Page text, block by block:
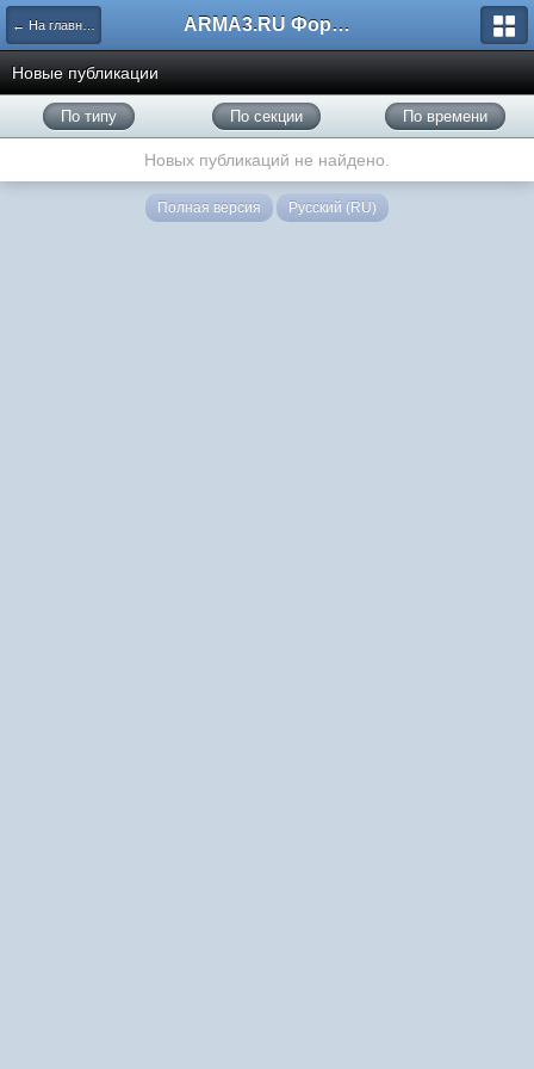
← На главную ARMA3.RU Форум
Новые публикации
По типу По секции По времени
Новых публикаций не найдено.
Полная версия Русский (RU)